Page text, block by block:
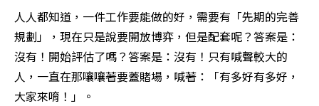
人人都知道，一件工作要能做的好，需要有「先期的完善
規劃」，現在只是說要開放博弈，但是配套呢？答案是：
沒有！開始評估了嗎？答案是：沒有！只有喊聲較大的
人，一直在那嚷嚷著要蓋賭場，喊著：「有多好有多好，
大家來唷！」。